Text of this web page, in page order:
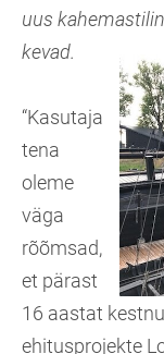
uus
kevad.
“Kasutaja
tena
oleme
väga
rõõmsad,
et pärast
16 aastat
ehitusprojekte